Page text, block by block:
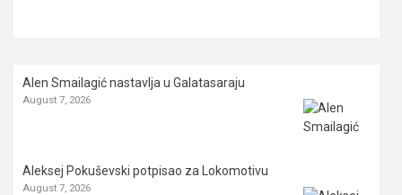
Alen Smailagić nastavlja u Galatasaraju
August 7, 2026
Aleksej Pokuševski potpisao za Lokomotivu
August 7, 2026